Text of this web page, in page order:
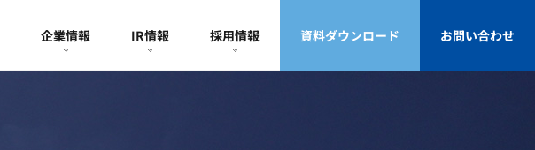
企業情報 IR情報 採用情報 資料ダウンロード お問い合わせ